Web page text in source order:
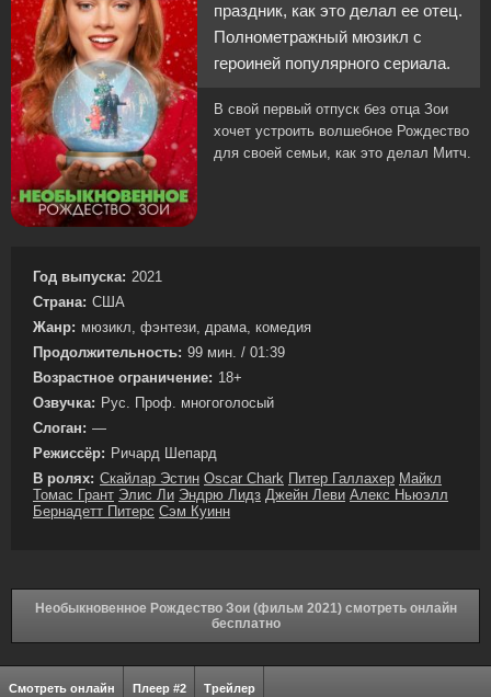
праздник, как это делал ее отец.
Полнометражный мюзикл с
героиней популярного сериала.
В свой первый отпуск без отца Зои
хочет устроить волшебное Рождество
для своей семьи, как это делал Митч.
Год выпуска: 2021
Страна: США
Жанр: мюзикл, фэнтези, драма, комедия
Продолжительность: 99 мин. / 01:39
Возрастное ограничение: 18+
Озвучка: Рус. Проф. многоголосый
Слоган: —
Режиссёр: Ричард Шепард
В ролях: Скайлар Эстин Oscar Chark Питер Галлахер Майкл
Томас Грант Элис Ли Эндрю Лидз Джейн Леви Алекс Ньюэлл
Бернадетт Питерс Сэм Куинн
Необыкновенное Рождество Зои (фильм 2021) смотреть онлайн
бесплатно
Смотреть онлайн Плеер #2 Трейлер